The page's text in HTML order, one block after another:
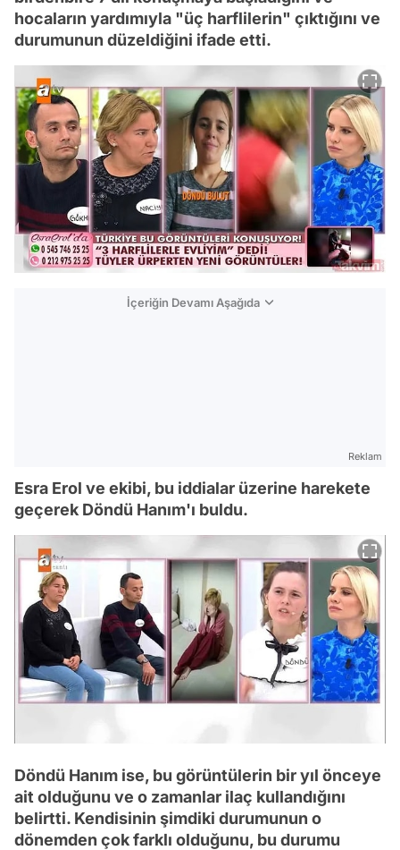
hocaların yardımıyla "üç harflilerin" çıktığını ve
durumunun düzeldiğini ifade etti.
İçeriğin Devamı Aşağıda
Reklam
Esra Erol ve ekibi, bu iddialar üzerine harekete
geçerek Döndü Hanım'ı buldu.
Döndü Hanım ise, bu görüntülerin bir yıl önceye
ait olduğunu ve o zamanlar ilaç kullandığını
belirtti. Kendisinin şimdiki durumunun o
dönemden çok farklı olduğunu, bu durumu